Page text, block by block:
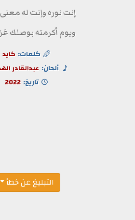
إنت نوره وإنت له معنى
ويوم أكرمته بوصلك
كلمات: كايد
ألحان: عبدالقادر
تاريخ: 2022
التبليغ عن خطأ